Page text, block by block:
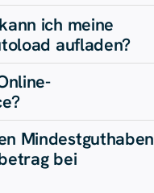
ich meine
aufladen?
Mindestguthaben
bei